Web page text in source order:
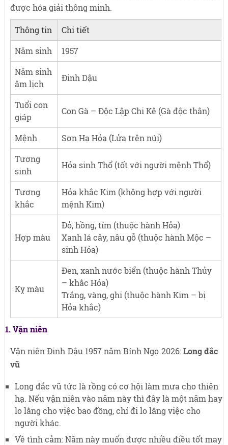
được hóa giải thông minh.
Thông tin
Chi tiết
Năm sinh
1957
Năm sinh
âm lịch
Đinh Dậu
Tuổi con
giáp
Con Gà – Độc Lập Chi Kê (Gà độc thân)
Mệnh
Sơn Hạ Hỏa (Lửa trên núi)
Tương
sinh
Hỏa sinh Thổ (tốt với người mệnh Thổ)
Tương
khắc
Hỏa khắc Kim (không hợp với người
mệnh Kim)
Hợp màu
Đỏ, hồng, tím (thuộc hành Hỏa)
Xanh lá cây, nâu gỗ (thuộc hành Mộc –
sinh Hỏa)
Kỵ màu
Đen, xanh nước biển (thuộc hành Thủy
– khắc Hỏa)
Trắng, vàng, ghi (thuộc hành Kim – bị
Hỏa khắc)
1. Vận niên
Vận niên Đinh Dậu 1957 năm Bính Ngọ 2026:Long đắc
vũ
Long đắc vũ tức là rồng có cơ hội làm mưa cho thiên
hạ. Nếu vận niên vào năm này thì đây là một năm hay
lo lắng cho việc bao đồng, chỉ đi lo lắng việc cho
người khác.
Về tình cảm: Năm này muốn được nhiều điều tốt may